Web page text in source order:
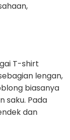
T-shirt
lengan,
biasanya
saku. Pada
dan